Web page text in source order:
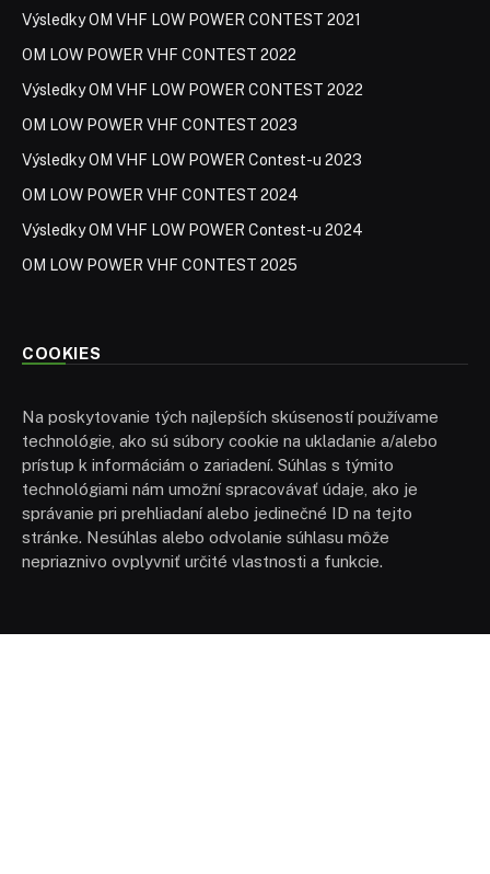
Výsledky OM VHF LOW POWER CONTEST 2021
OM LOW POWER VHF CONTEST 2022
Výsledky OM VHF LOW POWER CONTEST 2022
OM LOW POWER VHF CONTEST 2023
Výsledky OM VHF LOW POWER Contest-u 2023
OM LOW POWER VHF CONTEST 2024
Výsledky OM VHF LOW POWER Contest-u 2024
OM LOW POWER VHF CONTEST 2025
COOKIES
Na poskytovanie tých najlepších skúseností používame
technológie, ako sú súbory cookie na ukladanie a/alebo
prístup k informáciám o zariadení. Súhlas s týmito
technológiami nám umožní spracovávať údaje, ako je
správanie pri prehliadaní alebo jedinečné ID na tejto
stránke. Nesúhlas alebo odvolanie súhlasu môže
nepriaznivo ovplyvniť určité vlastnosti a funkcie.